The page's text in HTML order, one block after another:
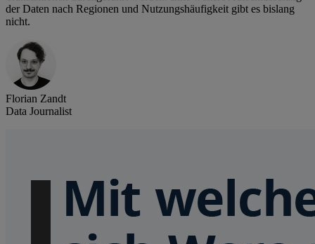
der Daten nach Regionen und Nutzungshäufigkeit gibt es bislang
nicht.
Florian Zandt
Data Journalist